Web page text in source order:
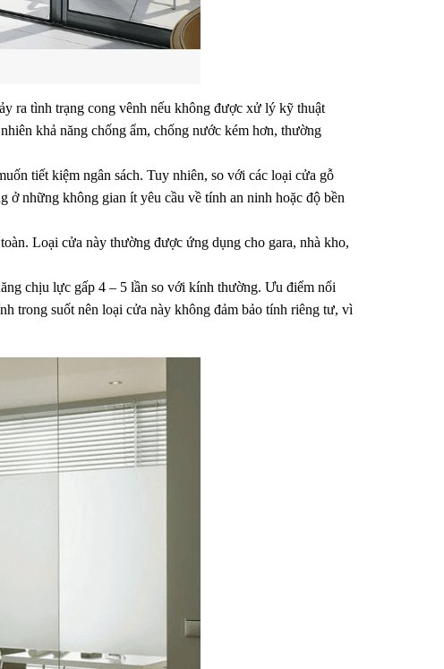
ra tình trạng cong vênh nếu không được xử lý kỹ thuật
khả năng chống ẩm, chống nước kém hơn, thường
tiết kiệm ngân sách. Tuy nhiên, so với các loại cửa gỗ
ở những không gian ít yêu cầu về tính an ninh hoặc độ bền
Loại cửa này thường được ứng dụng cho gara, nhà kho,
chịu lực gấp 4 – 5 lần so với kính thường. Ưu điểm nổi
trong suốt nên loại cửa này không đảm bảo tính riêng tư, vì